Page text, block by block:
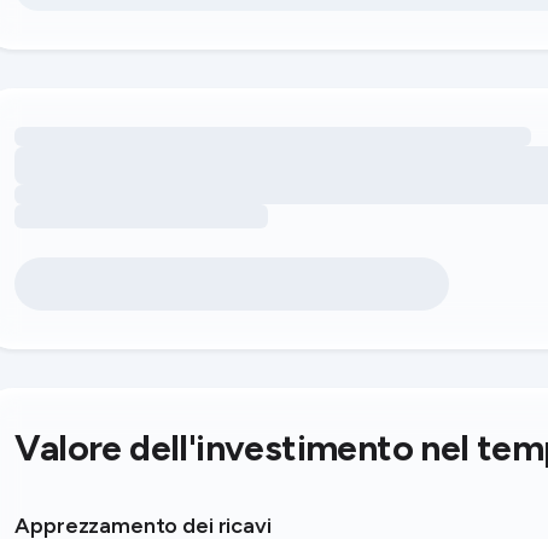
Valore dell'investimento nel
Apprezzamento dei ricavi